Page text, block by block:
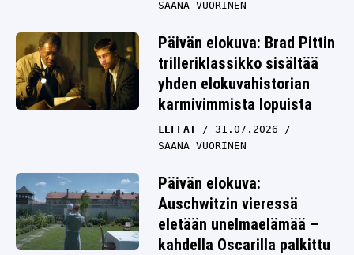
SAANA VUORINEN
Päivän elokuva: Brad Pittin
trilleriklassikko sisältää
yhden elokuvahistorian
karmivimmista lopuista
LEFFAT
31.07.2026
SAANA VUORINEN
Päivän elokuva:
Auschwitzin vieressä
eletään unelmaelämää –
kahdella Oscarilla palkittu